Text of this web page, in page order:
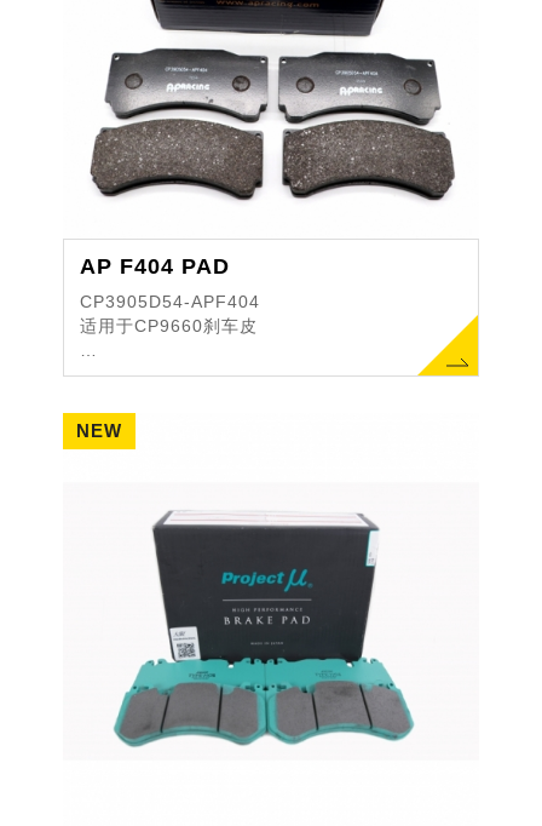
AP F404 PAD
CP3905D54-APF404
适用于CP9660刹车皮
宽度：151.9mm
高度：57.4mm